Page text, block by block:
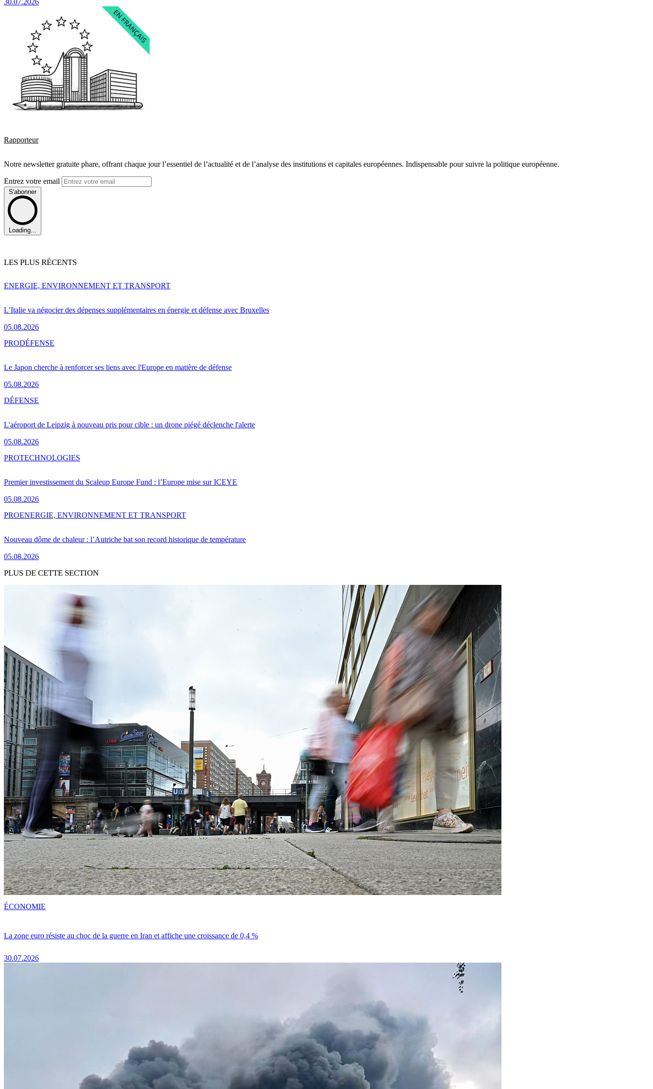
Rapporteur
Notre newsletter gratuite phare, offrant chaque jour l’essentiel de l’actualité et de l’analyse des institutions et capitales européennes. Indispensable pour suivre la politique européenne.
Entrez votre email
S'abonner
Loading...
LES PLUS RÉCENTS
L’Italie va négocier des dépenses supplémentaires en énergie et défense avec Bruxelles
05.08.2026
ENERGIE, ENVIRONNEMENT ET TRANSPORT
Le Japon cherche à renforcer ses liens avec l'Europe en matière de défense
05.08.2026
PRODÉFENSE
L'aéroport de Leipzig à nouveau pris pour cible : un drone piégé déclenche l'alerte
05.08.2026
DÉFENSE
Premier investissement du Scaleup Europe Fund : l’Europe mise sur ICEYE
05.08.2026
PROTECHNOLOGIES
Nouveau dôme de chaleur : l’Autriche bat son record historique de température
05.08.2026
PROENERGIE, ENVIRONNEMENT ET TRANSPORT
PLUS DE CETTE SECTION
La zone euro résiste au choc de la guerre en Iran et affiche une croissance de 0,4 %
30.07.2026
ÉCONOMIE